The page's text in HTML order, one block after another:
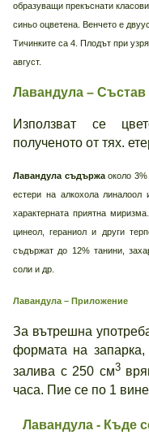
образуващи прекъснати
синьо оцветена. Венчето е
Тичинките са 4. Плодът при
август.
Лавандула – Състав
Използват се
полученото от тях.
Лавандула съдържаоколо 3%
естери на алкохола
характерната приятна
цинеол, гераниол и други
съдържат до 12% танини,
соли и др.
Лавандула – Приложение
За вътрешна
формата на
залива с 250 см3
часа. Пие се по 1
Лавандула - Къде